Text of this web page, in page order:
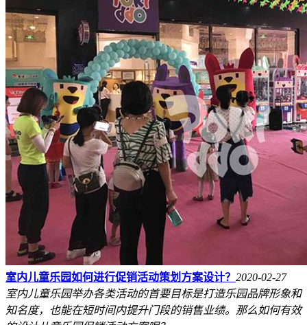
室内儿童乐园如何进行促销活动策划方案设计？ 2020-02-27
室内儿童乐园举办各类活动的首要目标是打造乐园品牌形象和
知名度，也能在短时间内提升门段的销售业绩。那么如何有效